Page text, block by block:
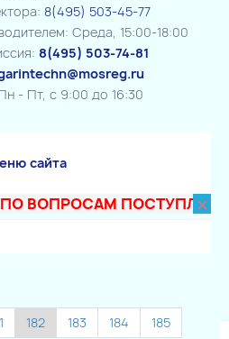
8(495) 503-45-77
Среда, 15:00-18:00
8(495) 503-74-81
- Пт, с 9:00 до 16:30
сайта
ВОПРОСАМ ПОСТУПЛЕНИЯ
×
182 183 184
185